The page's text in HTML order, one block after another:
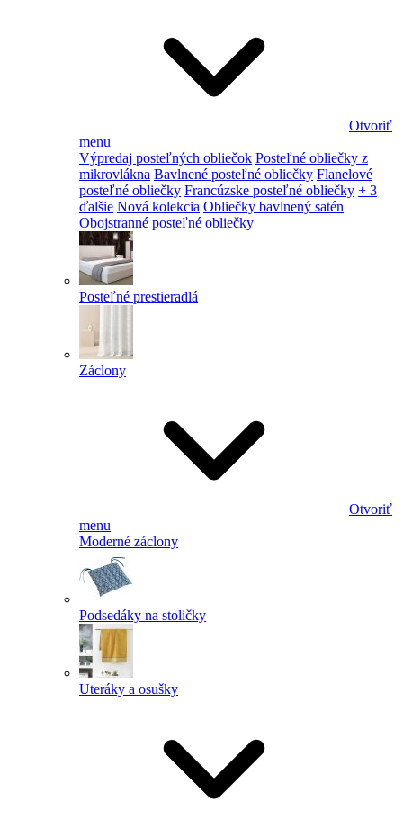
Otvoriť
menu
Výpredaj posteľných obliečok Posteľné obliečky z
mikrovlákna Bavlnené posteľné obliečky Flanelové
posteľné obliečky Francúzske posteľné obliečky + 3
ďalšie Nová kolekcia Obliečky bavlnený satén
Obojstranné posteľné obliečky
Posteľné prestieradlá
Záclony
Otvoriť
menu
Moderné záclony
Podsedáky na stoličky
Uteráky a osušky